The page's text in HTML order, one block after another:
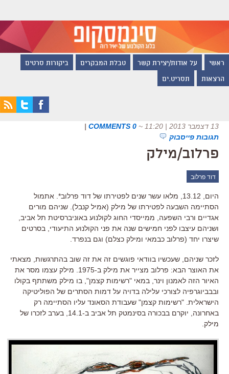
ראשי על אודות/יצירת קשר טבלת המבקרים ביקורות סרטים
הרצאות תסריט.ים
13 דצמבר 2013 | 11:20 ~
0 COMMENTS
|
תגובות פייסבוק
פרלוב/מילק
דוד פרלוב
היום, 13.12, מלאו עשר שנים לפטירתו של דוד פרלוב*. אתמול
הסתיימה השבעה לפטירתו של מילק (אמיל קנבל). שניהם מורים
אגדיים ורבי השפעה, ממייסדי החוג לקולנוע באוניברסיטת תל אביב,
ושניהם עיצבו לפני חמישים שנה את פני הקולנוע התיעודי, בסרטים
שיצרו יחד (פרלוב כבמאי ומילק כצלם) וגם בנפרד.
לזכר שניהם, שעכשיו בוודאי פוגשים זה את זה שוב בהתרגשות, מצאתי
את האוצר הבא: פרלוב מצייר את מילק ב-1975. מילק עצמו מסר את
האיור הזה לאמנון וינר, במאי "רשימות קצמן", בו מילק משתתף בקולו
ובבביוגרפיה לצורכי עלילה בדויה על דמות הסתרים של הפוליטיקה
הישראלית. "רשימות קצמן" שעבודת הסאונד עליו הסתיימה רק
באחרונה, יוקרם בבכורה בסינמטק תל אביב ב-14.1, בערב לזכרו של
מילק.